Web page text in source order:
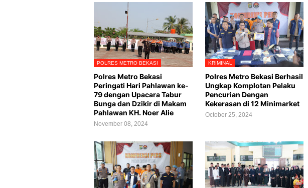
POLRES METRO BEKASI
Polres Metro Bekasi
Peringati Hari Pahlawan ke-
79 dengan Upacara Tabur
Bunga dan Dzikir di Makam
Pahlawan KH. Noer Alie
November 08, 2024
KRIMINAL
Polres Metro Bekasi Berhasil
Ungkap Komplotan Pelaku
Pencurian Dengan
Kekerasan di 12 Minimarket
October 25, 2024